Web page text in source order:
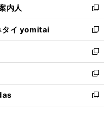
く
ド
ウ
で
開
く
ィ
ン
ド
ウ
で
開
く
い
ウ
ィ
ン
ド
ウ
で
開
く
内人
新
し
い
ウ
ィ
ン
ド
ウ
で
開
タイ yomitai
新
し
い
ウ
ィ
ン
ド
ウ
新
し
い
ウ
ィ
ン
新
し
い
ウ
新
し